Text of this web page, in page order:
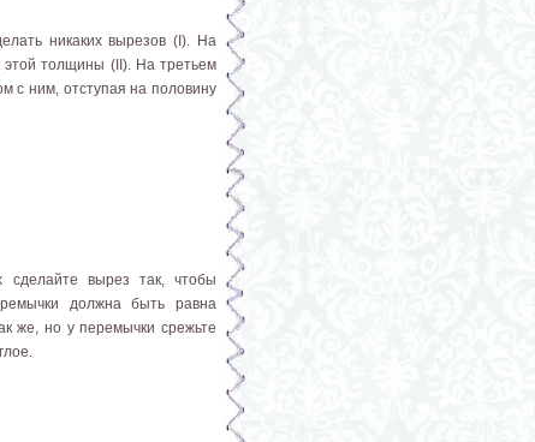
ника­ких вырезов (I). На
этой толщины (II). На третьем
с ним, отступая на половину
вырез так, чтобы
должна быть равна
же, но у перемычки срежьте